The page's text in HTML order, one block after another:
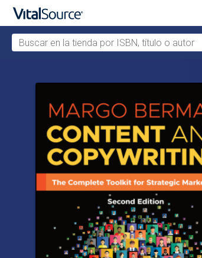
Buscar en la tienda por ISBN, título o autor